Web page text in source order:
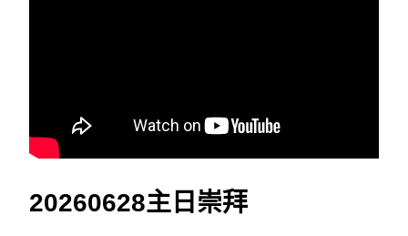
20260628主日崇拜